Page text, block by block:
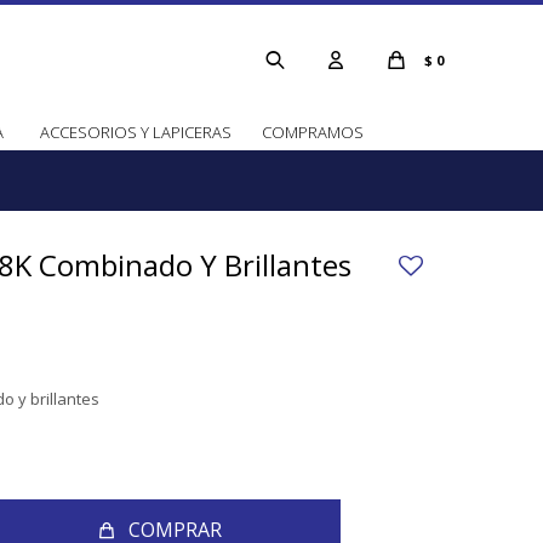
ACCESORIOS Y LAPICERAS COMPRAMOS
$ 0
Combinado Y Brillantes
y brillantes
COMPRAR